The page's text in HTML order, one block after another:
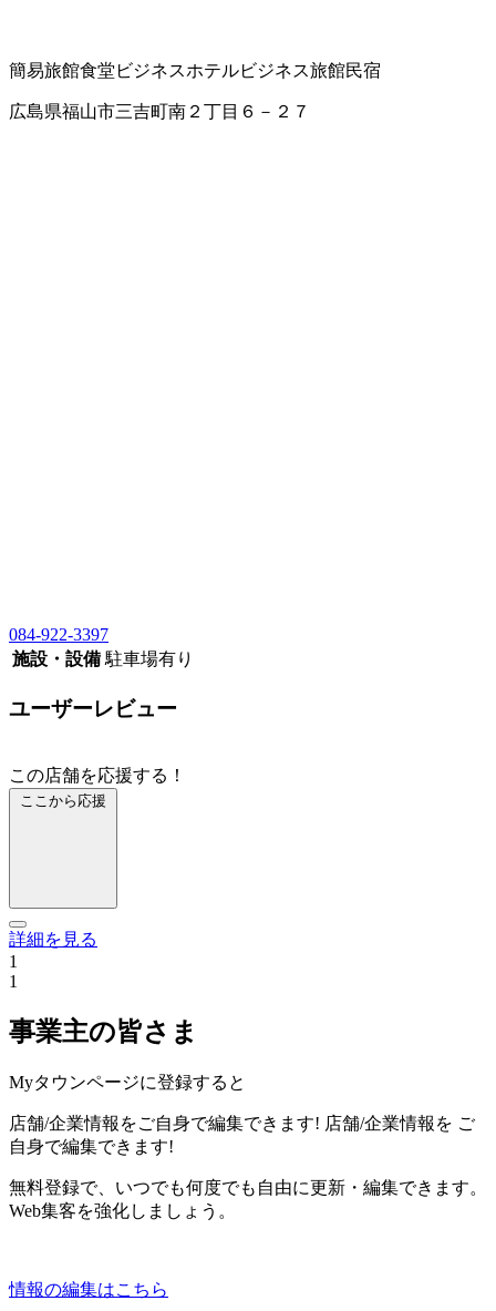
簡易旅館食堂 ビジネスホテルビジネス旅館民宿
広島県福山市三吉町南２丁目６－２７
084-922-3397
施設・設備 駐車場有り
ユーザーレビュー
この店舗を応援する！
ここから応援
詳細を見る
1
1
事業主の皆さま
Myタウンページに登録すると
店舗/企業情報をご自身で編集できます! 店舗/企業情報を ご
自身で編集できます!
無料登録で、いつでも何度でも自由に更新・編集できます。
Web集客を強化しましょう。
情報の編集はこちら